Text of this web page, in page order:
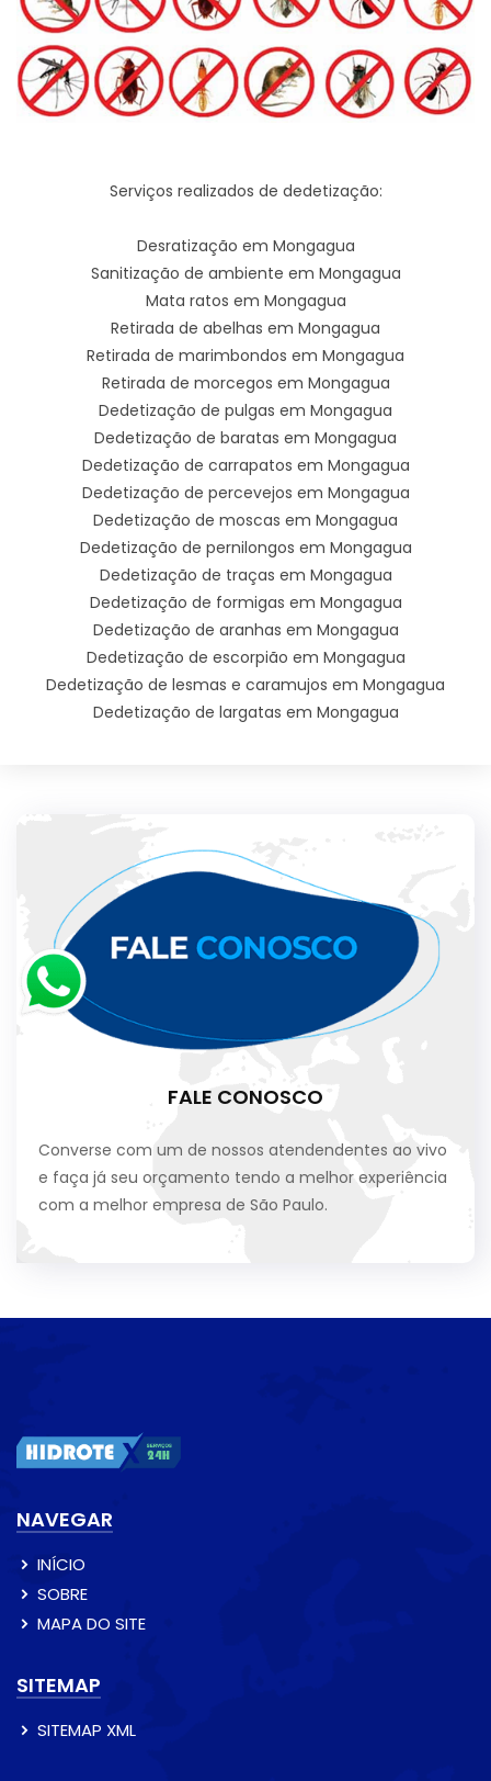
Serviços realizados de dedetização:
Desratização em Mongagua
Sanitização de ambiente em Mongagua
Mata ratos em Mongagua
Retirada de abelhas em Mongagua
Retirada de marimbondos em Mongagua
Retirada de morcegos em Mongagua
Dedetização de pulgas em Mongagua
Dedetização de baratas em Mongagua
Dedetização de carrapatos em Mongagua
Dedetização de percevejos em Mongagua
Dedetização de moscas em Mongagua
Dedetização de pernilongos em Mongagua
Dedetização de traças em Mongagua
Dedetização de formigas em Mongagua
Dedetização de aranhas em Mongagua
Dedetização de escorpião em Mongagua
Dedetização de lesmas e caramujos em Mongagua
Dedetização de largatas em Mongagua
FALE CONOSCO
Converse com um de nossos atendendentes ao vivo
e faça já seu orçamento tendo a melhor experiência
com a melhor empresa de São Paulo.
NAVEGAR
INÍCIO
SOBRE
MAPA DO SITE
SITEMAP
SITEMAP XML